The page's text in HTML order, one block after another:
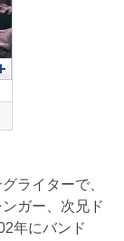
ライターで、
ガー、次兄ド
年にバンド